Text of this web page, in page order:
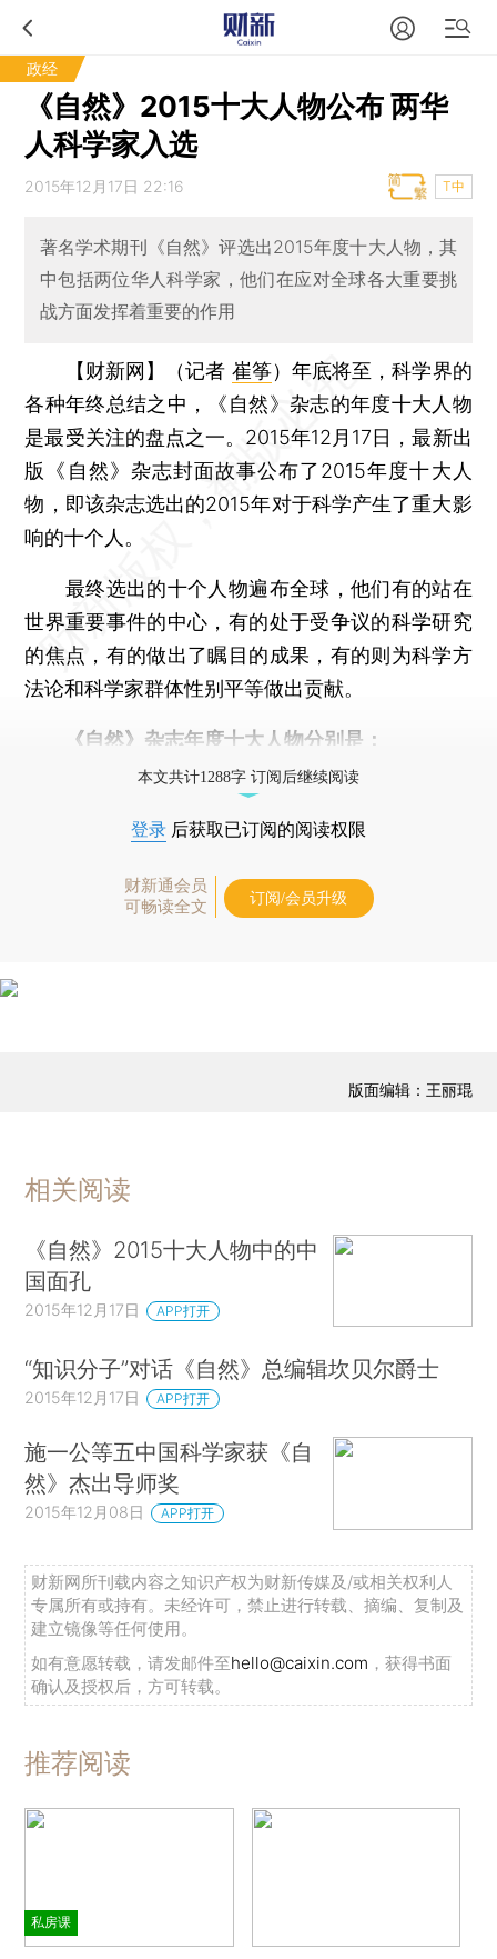
政经
《自然》2015十大人物公布 两华
人科学家入选
2015年12月17日 22:16 T中
著名学术期刊《自然》评选出2015年度十大人物，其
中包括两位华人科学家，他们在应对全球各大重要挑
战方面发挥着重要的作用
【财新网】（记者 崔筝） 年底将至，科学界的
各种年终总结之中，《自然》杂志的年度十大人物
是最受关注的盘点之一。2015年12月17日，最新出
版《自然》杂志封面故事公布了2015年度十大人
物，即该杂志选出的2015年对于科学产生了重大影
响的十个人。
最终选出的十个人物遍布全球，他们有的站在
世界重要事件的中心，有的处于受争议的科学研究
的焦点，有的做出了瞩目的成果，有的则为科学方
法论和科学家群体性别平等做出贡献。
《自然》杂志年度十大人物分别是：
本文共计1288字 订阅后继续阅读
登录 后获取已订阅的阅读权限
财新通会员
可畅读全文
订阅/会员升级
版面编辑：王丽琨
相关阅读
《自然》2015十大人物中的中
国面孔
2015年12月17日 APP打开
“知识分子”对话《自然》总编辑坎贝尔爵士
2015年12月17日 APP打开
施一公等五中国科学家获《自
然》杰出导师奖
2015年12月08日 APP打开
财新网所刊载内容之知识产权为财新传媒及/或相关权利人
专属所有或持有。未经许可，禁止进行转载、摘编、复制及
建立镜像等任何使用。
如有意愿转载，请发邮件至hello@caixin.com ，获得书面
确认及授权后，方可转载。
推荐阅读
私房课